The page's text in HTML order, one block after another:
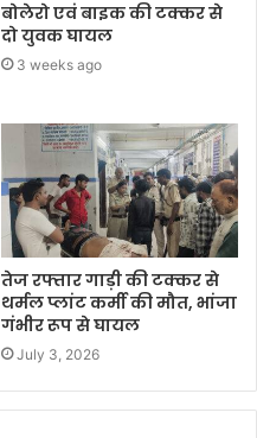
बोलेरो एवं बाइक की टक्कर से
दो युवक घायल
3 weeks ago
तेज रफ्तार गाड़ी की टक्कर से
थर्मल प्लांट कर्मी की मौत, भांजा
गंभीर रूप से घायल
July 3, 2026